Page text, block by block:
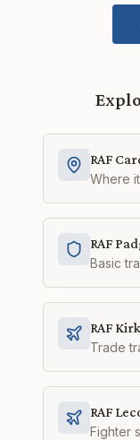
RAF
Where
RAF
Basic
RAF
Trade
RAF
Fighter